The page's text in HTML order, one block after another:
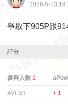
2026-5-13
爭取下905P跟
評分
參與人數 1
AVC51 + 1